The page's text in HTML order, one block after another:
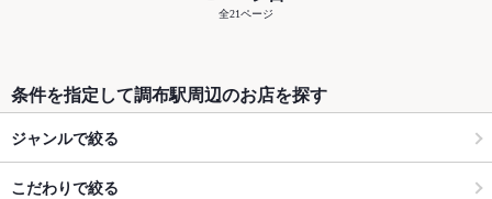
全21ページ
条件を指定して調布駅周辺のお店を探す
ジャンルで絞る
こだわりで絞る